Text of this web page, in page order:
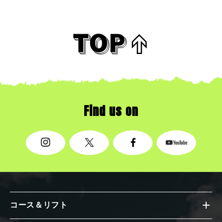
Find us on
コース＆リフト